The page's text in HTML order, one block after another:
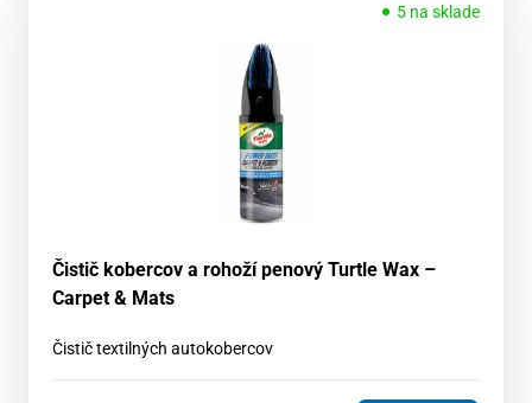
5 na sklade
Čistič kobercov a rohoží penový Turtle Wax –
Carpet & Mats
Čistič textilných autokobercov